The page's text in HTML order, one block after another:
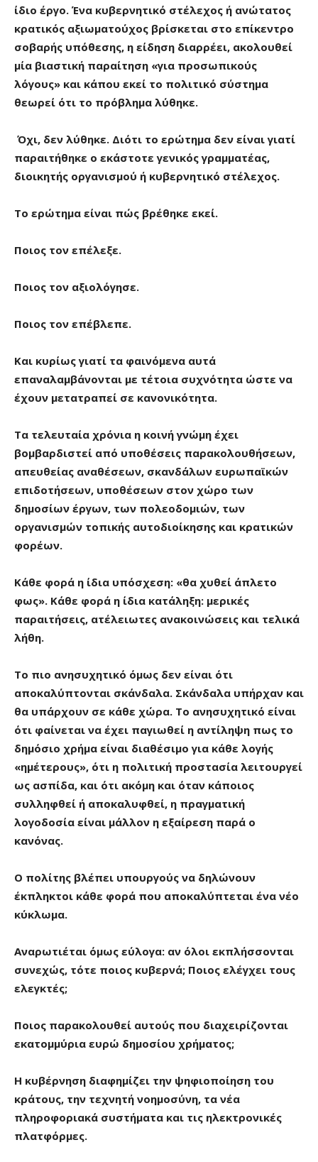
ίδιο έργο. Ένα κυβερνητικό στέλεχος ή ανώτατος
κρατικός αξιωματούχος βρίσκεται στο επίκεντρο
σοβαρής υπόθεσης, η είδηση διαρρέει, ακολουθεί
μία βιαστική παραίτηση «για προσωπικούς
λόγους» και κάπου εκεί το πολιτικό σύστημα
θεωρεί ότι το πρόβλημα λύθηκε.
Όχι, δεν λύθηκε. Διότι το ερώτημα δεν είναι γιατί
παραιτήθηκε ο εκάστοτε γενικός γραμματέας,
διοικητής οργανισμού ή κυβερνητικό στέλεχος.
Το ερώτημα είναι πώς βρέθηκε εκεί.
Ποιος τον επέλεξε.
Ποιος τον αξιολόγησε.
Ποιος τον επέβλεπε.
Και κυρίως γιατί τα φαινόμενα αυτά
επαναλαμβάνονται με τέτοια συχνότητα ώστε να
έχουν μετατραπεί σε κανονικότητα.
Τα τελευταία χρόνια η κοινή γνώμη έχει
βομβαρδιστεί από υποθέσεις παρακολουθήσεων,
απευθείας αναθέσεων, σκανδάλων ευρωπαϊκών
επιδοτήσεων, υποθέσεων στον χώρο των
δημοσίων έργων, των πολεοδομιών, των
οργανισμών τοπικής αυτοδιοίκησης και κρατικών
φορέων.
Κάθε φορά η ίδια υπόσχεση: «θα χυθεί άπλετο
φως». Κάθε φορά η ίδια κατάληξη: μερικές
παραιτήσεις, ατέλειωτες ανακοινώσεις και τελικά
λήθη.
Το πιο ανησυχητικό όμως δεν είναι ότι
αποκαλύπτονται σκάνδαλα. Σκάνδαλα υπήρχαν και
θα υπάρχουν σε κάθε χώρα. Το ανησυχητικό είναι
ότι φαίνεται να έχει παγιωθεί η αντίληψη πως το
δημόσιο χρήμα είναι διαθέσιμο για κάθε λογής
«ημέτερους», ότι η πολιτική προστασία λειτουργεί
ως ασπίδα, και ότι ακόμη και όταν κάποιος
συλληφθεί ή αποκαλυφθεί, η πραγματική
λογοδοσία είναι μάλλον η εξαίρεση παρά ο
κανόνας.
Ο πολίτης βλέπει υπουργούς να δηλώνουν
έκπληκτοι κάθε φορά που αποκαλύπτεται ένα νέο
κύκλωμα.
Αναρωτιέται όμως εύλογα: αν όλοι εκπλήσσονται
συνεχώς, τότε ποιος κυβερνά; Ποιος ελέγχει τους
ελεγκτές;
Ποιος παρακολουθεί αυτούς που διαχειρίζονται
εκατομμύρια ευρώ δημοσίου χρήματος;
Η κυβέρνηση διαφημίζει την ψηφιοποίηση του
κράτους, την τεχνητή νοημοσύνη, τα νέα
πληροφοριακά συστήματα και τις ηλεκτρονικές
πλατφόρμες.